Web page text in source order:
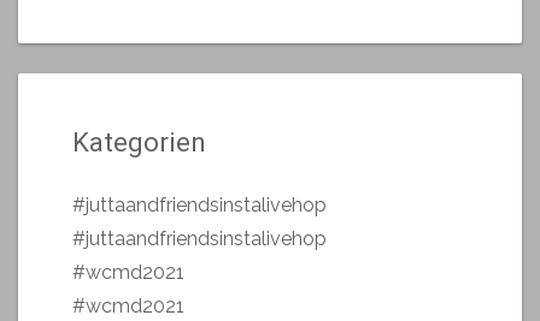
Kategorien
#juttaandfriendsinstalivehop
#juttaandfriendsinstalivehop
#wcmd2021
#wcmd2021